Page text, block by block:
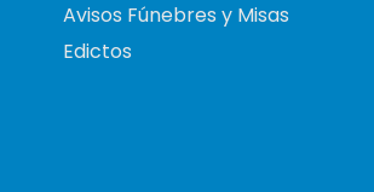
Avisos Fúnebres y Misas
Edictos